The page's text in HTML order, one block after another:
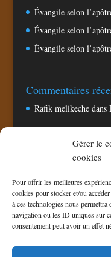
Gérer le
cookies
Pour offrir les meilleures
cookies pour stocker et/ou
à ces technologies nous
navigation ou les ID uniques sur
consentement peut avoir un effet
Évangile selon
Évangile selon
Évangile selon
Commentaires
Rafik melikechedans
Chaine TV CNA
Politique de
Politique de cookies